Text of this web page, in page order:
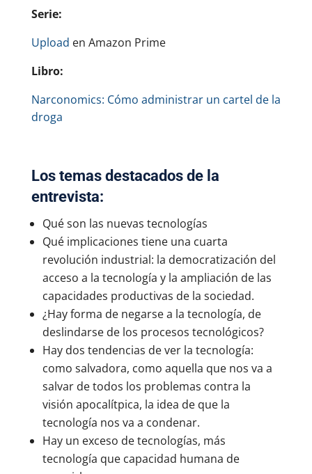
Serie:
Upload en Amazon Prime
Libro:
Narconomics: Cómo administrar un cartel de la
droga
Los temas destacados de la
entrevista:
Qué son las nuevas tecnologías
Qué implicaciones tiene una cuarta
revolución industrial: la democratización del
acceso a la tecnología y la ampliación de las
capacidades productivas de la sociedad.
¿Hay forma de negarse a la tecnología, de
deslindarse de los procesos tecnológicos?
Hay dos tendencias de ver la tecnología:
como salvadora, como aquella que nos va a
salvar de todos los problemas contra la
visión apocalítpica, la idea de que la
tecnología nos va a condenar.
Hay un exceso de tecnologías, más
tecnología que capacidad humana de